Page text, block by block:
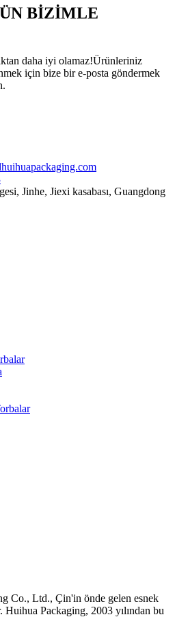
BİZİMLE
daha iyi olamaz!Ürünleriniz
için bize bir e-posta göndermek
Jinhe, Jiexi kasabası, Guangdong
Co., Ltd., Çin'in önde gelen esnek
Packaging, 2003 yılından bu